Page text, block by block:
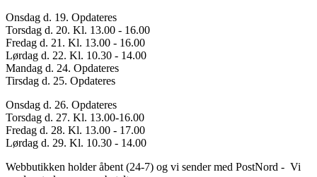
Onsdag d. 19. Opdateres
Torsdag d. 20. Kl. 13.00 - 16.00
Fredag d. 21. Kl. 13.00 - 16.00
Lørdag d. 22. Kl. 10.30 - 14.00
Mandag d. 24. Opdateres
Tirsdag d. 25. Opdateres
Onsdag d. 26. Opdateres
Torsdag d. 27. Kl. 13.00-16.00
Fredag d. 28. Kl. 13.00 - 17.00
Lørdag d. 29. Kl. 10.30 - 14.00
Webbutikken holder åbent (24-7) og vi sender med PostNord - Vi